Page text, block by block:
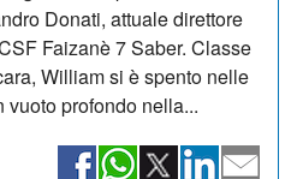
Donati, attuale direttore
Faizanè 7 Saber. Classe
William si è spento nelle
profondo nella...